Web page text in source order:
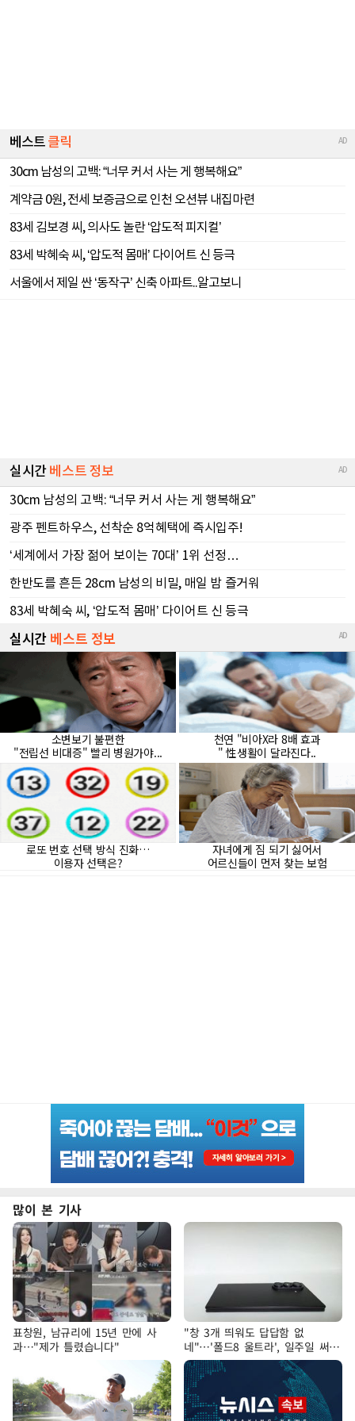
많이 본 기사
표창원, 남규리에 15년 만에 사
과…"제가 틀렸습니다"
"창 3개 띄워도 답답함 없
네"…'폴드8 울트라', 일주일 써보
니